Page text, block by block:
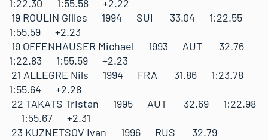
1:22.30 1:55.58 +2.22
19 ROULIN Gilles 1994 SUI 33.04 1:22.55
1:55.59 +2.23
19 OFFENHAUSER Michael 1993 AUT 32.76
1:22.83 1:55.59 +2.23
21 ALLEGRE Nils 1994 FRA 31.86 1:23.78
1:55.64 +2.28
22 TAKATS Tristan 1995 AUT 32.69 1:22.98
1:55.67 +2.31
23 KUZNETSOV Ivan 1996 RUS 32.79